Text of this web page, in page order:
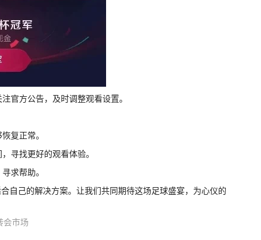
官方公告，及时调整观看设置。
复正常。
寻找更好的观看体验。
求帮助。
自己的解决方案。让我们共同期待这场足球盛宴，为心仪的
会市场